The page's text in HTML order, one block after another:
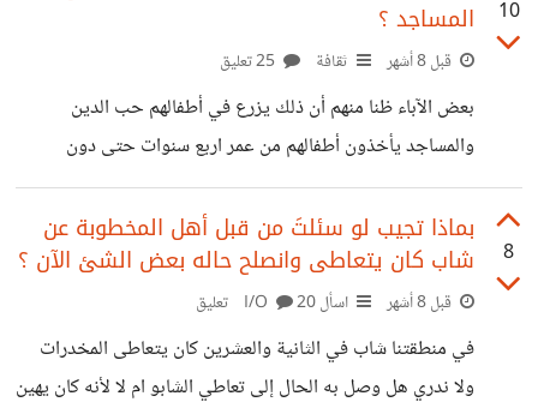
فهم يظلمونه. ما رأيكم؟
10 المساجد ؟
قبل 8 أشهر ثقافة
بعض الآباء ظنا منهم أن ذلك يزرع في أطفالهم حب الدين
والمساجد يأخذون أطفالهم من عمر اربع سنوات حتى دون
السابعة إلى المساجد في الصلوات وخاصة صلاة الجمعة! بعض
الأطفال أشقياء أو لديهم فرط حركة فلا يجلسون في مكان واحد
ويسببون تشتت للمصلين. حتى اني وقد وضعت هاتفي ونظارتي
أمامي على سجادة الصلاة أخشى عليهما من نظرات هؤلاء الصغار
ههه. ثم حدث ما كنت أتوقعه فعلا بأن التقط احدهم نظارتي
وعبث بها لولا أني لحقت به وتناولتها من يده. لقد
8
بماذا تجيب لو سئلتَ من قبل أهل المخطوبة عن
شاب كان يتعاطى وانصلح حاله بعض الشئ الآن ؟
قبل 8 أشهر اسأل I/O20 تعليق
في منطقتنا شاب في الثانية والعشرين كان يتعاطى المخدرات
ولا ندري هل وصل به الحال إلى تعاطي الشابو ام لا لأنه كان يهين